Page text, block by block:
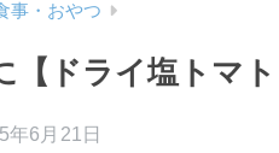
事・おやつ
【ドライ塩トマト
年6月21日